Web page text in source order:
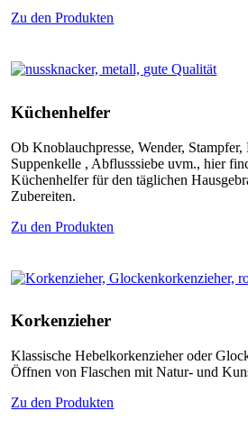
Zu den Produkten
Küchenhelfer
Ob Knoblauchpresse, Wender, Stampfer,
Suppenkelle , Abflusssiebe uvm., hier
Küchenhelfer für den täglichen
Zubereiten.
Zu den Produkten
Korkenzieher
Klassische Hebelkorkenzieher oder
Öffnen von Flaschen mit Natur- und
Zu den Produkten